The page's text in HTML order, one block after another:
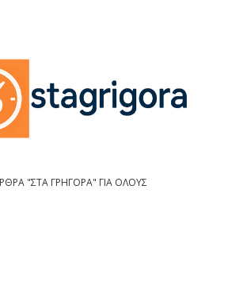
"ΣΤΑ ΓΡΗΓΟΡΑ" ΓΙΑ ΟΛΟΥΣ